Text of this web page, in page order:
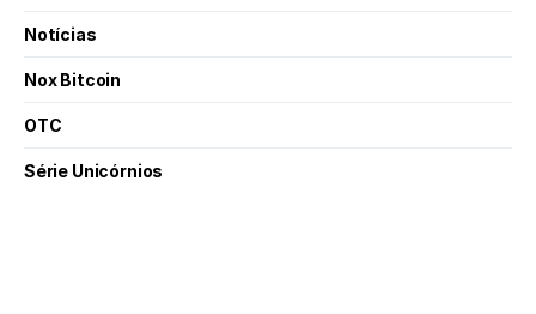
Notícias
Nox Bitcoin
OTC
Série Unicórnios